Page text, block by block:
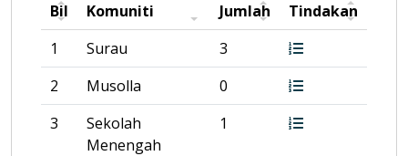
Bil
Komuniti
Jumlah
Tindakan
1
Surau
3
2
Musolla
0
3
Sekolah
Menengah
1